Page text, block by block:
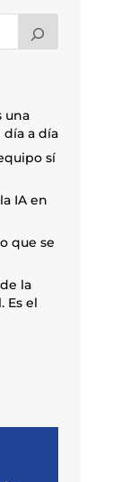
una
a día
sí
IA en
que se
la
Es el